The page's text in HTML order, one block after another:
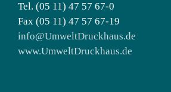
Tel. (05 11) 47 57 67-0
Fax (05 11) 47 57 67-19
info@UmweltDruckhaus.de
www.UmweltDruckhaus.de